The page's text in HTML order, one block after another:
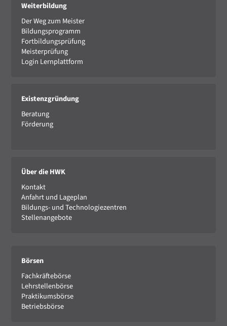
Weiterbildung
Der Weg zum Meister
Bildungsprogramm
Fortbildungsprüfung
Meisterprüfung
Login Lernplattform
Existenzgründung
Beratung
Förderung
Über die HWK
Kontakt
Anfahrt und Lageplan
Bildungs- und Technologiezentren
Stellenangebote
Börsen
Fachkräftebörse
Lehrstellenbörse
Praktikumsbörse
Betriebsbörse